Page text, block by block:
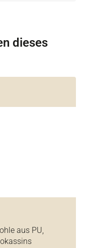
dieses
aus PU,